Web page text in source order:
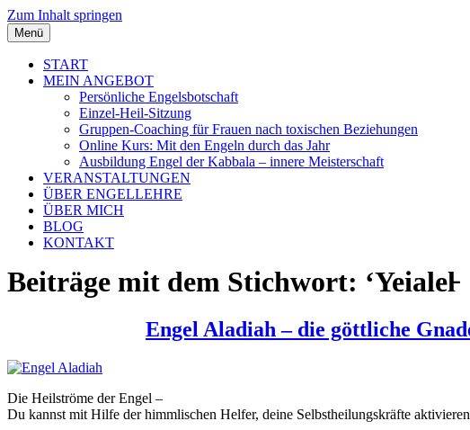
Zum Inhalt springen
Menü
START
MEIN ANGEBOT
Persönliche Engelsbotschaft
Einzel-Heil-Sitzung
Gruppen-Coaching für Frauen nach toxischen Beziehungen
Online Kurs: Mit den Engeln durch das Jahr
Ausbildung Engel der Kabbala – innere Meisterschaft
VERANSTALTUNGEN
ÜBER ENGELLEHRE
ÜBER MICH
BLOG
KONTAKT
Beiträge mit dem Stichwort: ‘Yeialel̵
Engel Aladiah – die göttliche
Die Heilströme der Engel –
Du kannst mit Hilfe der himmlischen Helfer, deine Selbstheilungskräfte